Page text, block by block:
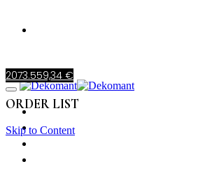
STARTSEITE
PRODUKTE
2073.559,34 €
ORDER LIST
Skip to Content